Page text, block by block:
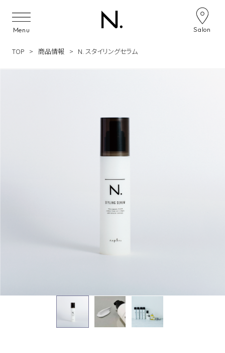
Menu Salon
TOP 商品情報 N. スタイリングセラム